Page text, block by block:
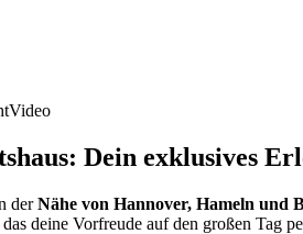
Video
Dein exklusives
derNähe von Hannover, Hameln und
das deine Vorfreude auf den großen Tag